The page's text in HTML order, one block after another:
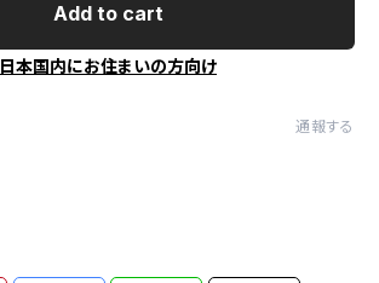
Add to cart
日本国内にお住まいの方向け
通報する